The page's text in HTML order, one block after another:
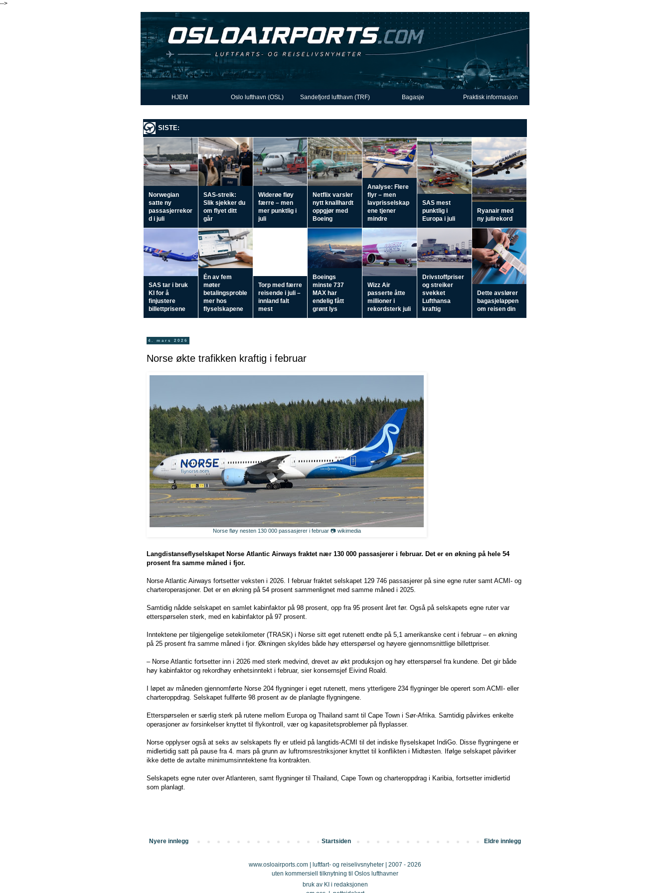
-->
HJEM Oslo lufthavn (OSL) Sandefjord lufthavn (TRF) Bagasje Praktisk informasjon
SISTE:
Norwegian
satte ny
passasjerrekor
d i juli
SAS-streik:
Slik sjekker du
om flyet ditt
går
Widerøe fløy
færre – men
mer punktlig i
juli
Netflix varsler
nytt knallhardt
oppgjør med
Boeing
Analyse: Flere
flyr – men
lavprisselskap
ene tjener
mindre
SAS mest
punktlig i
Europa i juli
Ryanair med
ny julirekord
SAS tar i bruk
KI for å
finjustere
billettprisene
Én av fem
møter
betalingsproble
mer hos
flyselskapene
Torp med færre
reisende i juli –
innland falt
mest
Boeings
minste 737
MAX har
endelig fått
grønt lys
Wizz Air
passerte åtte
millioner i
rekordsterk juli
Drivstoffpriser
og streiker
svekket
Lufthansa
kraftig
Dette avslører
bagasjelappen
om reisen din
4. mars 2026
Norse økte trafikken kraftig i februar
Norse fløy nesten 130 000 passasjerer i februar 📷 wikimedia
Langdistanseflyselskapet Norse Atlantic Airways fraktet nær 130 000 passasjerer i februar. Det er en økning på hele 54
prosent fra samme måned i fjor.
Norse Atlantic Airways fortsetter veksten i 2026. I februar fraktet selskapet 129 746 passasjerer på sine egne ruter samt ACMI- og
charteroperasjoner. Det er en økning på 54 prosent sammenlignet med samme måned i 2025.
Samtidig nådde selskapet en samlet kabinfaktor på 98 prosent, opp fra 95 prosent året før. Også på selskapets egne ruter var
etterspørselen sterk, med en kabinfaktor på 97 prosent.
Inntektene per tilgjengelige setekilometer (TRASK) i Norse sitt eget rutenett endte på 5,1 amerikanske cent i februar – en økning
på 25 prosent fra samme måned i fjor. Økningen skyldes både høy etterspørsel og høyere gjennomsnittlige billettpriser.
– Norse Atlantic fortsetter inn i 2026 med sterk medvind, drevet av økt produksjon og høy etterspørsel fra kundene. Det gir både
høy kabinfaktor og rekordhøy enhetsinntekt i februar, sier konsernsjef Eivind Roald.
I løpet av måneden gjennomførte Norse 204 flygninger i eget rutenett, mens ytterligere 234 flygninger ble operert som ACMI- eller
charteroppdrag. Selskapet fullførte 98 prosent av de planlagte flygningene.
Etterspørselen er særlig sterk på rutene mellom Europa og Thailand samt til Cape Town i Sør-Afrika. Samtidig påvirkes enkelte
operasjoner av forsinkelser knyttet til flykontroll, vær og kapasitetsproblemer på flyplasser.
Norse opplyser også at seks av selskapets fly er utleid på langtids-ACMI til det indiske flyselskapet IndiGo. Disse flygningene er
midlertidig satt på pause fra 4. mars på grunn av luftromsrestriksjoner knyttet til konflikten i Midtøsten. Ifølge selskapet påvirker
ikke dette de avtalte minimumsinntektene fra kontrakten.
Selskapets egne ruter over Atlanteren, samt flygninger til Thailand, Cape Town og charteroppdrag i Karibia, fortsetter imidlertid
som planlagt.
Nyere innlegg Eldre innlegg
Startsiden
www.osloairports.com | luftfart- og reiselivsnyheter | 2007 - 2026
uten kommersiell tilknytning til Oslos lufthavner
bruk av KI i redaksjonen